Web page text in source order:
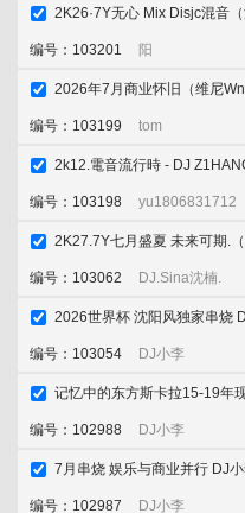
添加喜欢
2K26·7Y无心 Mix Disjc混音
编号：103201 阳
添加喜欢
2026年7月商业怀旧（维尼Wni
编号：103199 tom
添加喜欢
2k12.電音流行時 - DJ
编号：103198 yu1806831712
添加喜欢
2K27.7Y七月盛夏 未来可期.
编号：103062 DJ.Sina沈楠.
添加喜欢
2026世界杯 沈阳风独家串烧
编号：103054 DJ小李
添加喜欢
记忆中的东方斯卡拉15-19年
编号：102988 DJ小李
添加喜欢
7月串烧 娱乐与商业并行 DJ
编号：102987 DJ小李